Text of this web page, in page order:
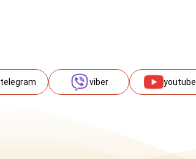
telegram viber youtube